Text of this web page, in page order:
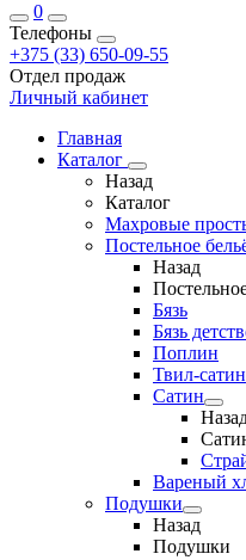
0
Телефоны
+375 (33) 650-09-55
Отдел продаж
Личный кабинет
Главная
Каталог
Назад
Каталог
Махровые
Постельное
Назад
Бязь
Бязь
Поплин
Твил-сатин
Сатин
Вареный
Подушки
Назад
Подушки